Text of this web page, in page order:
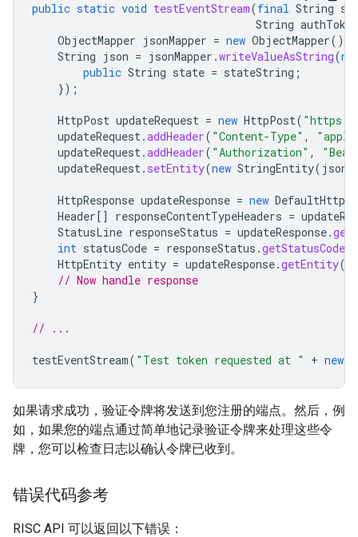
public static void testEventStream(final String
String authToken
ObjectMapper jsonMapper = new ObjectMapper();
String json = jsonMapper .writeValueAsString(
public String state = stateString ;
});
HttpPost updateRequest = new HttpPost( "https://
updateRequest.addHeader( "Content-Type" ,
updateRequest.addHeader( "Authorization" ,
updateRequest. setEntity(new StringEntity( json
HttpResponse updateResponse = new
Header[] responseContentTypeHeaders =
StatusLine responseStatus = updateResponse.
int statusCode = responseStatus .getStatusCode
HttpEntity entity = updateResponse.getEntity
// Now handle response
}
// ...
testEventStream( "Test token requested at " + new
如果请求成功，验证令牌将发送到您注册的端点。然后，例
如，如果您的端点通过简单地记录验证令牌来处理这些令
牌，您可以检查日志以确认令牌已收到。
错误代码参考
RISC API 可以返回以下错误：